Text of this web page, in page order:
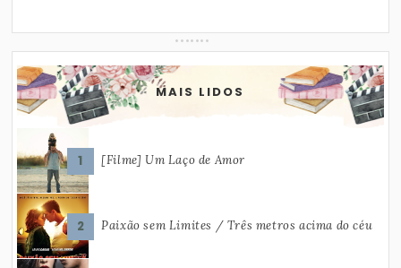
MAIS LIDOS
[Filme] Um Laço de Amor
Paixão sem Limites / Três metros acima do céu